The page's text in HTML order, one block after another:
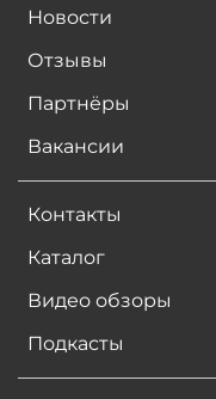
Новости
Отзывы
Партнёры
Вакансии
Контакты
Каталог
Видео обзоры
Подкасты